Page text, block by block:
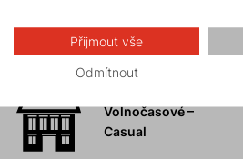
Skalní lezení a
ferraty
Volnočasové –
Casual
Přijmout vše
Odmítnout